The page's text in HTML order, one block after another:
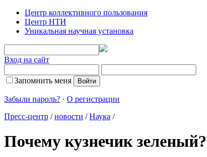
Центр коллективного пользования
Центр НТИ
Уникальная научная установка
Вход на сайт
Запомнить меня
Забыли пароль? · О регистрации
Пресс-центр /новости /Наука /
Почему кузнечик зеленый?